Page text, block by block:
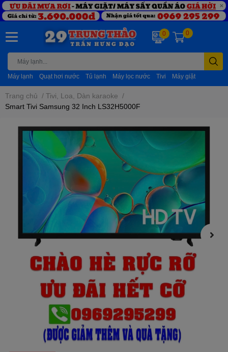
Máy lạnh Quạt hơi nước Tủ lạnh Máy lọc nước Tivi Máy giặt
0 0
Trang chủ / Tivi, Loa, Dàn karaoke /
Smart Tivi Samsung 32 Inch LS32H5000F